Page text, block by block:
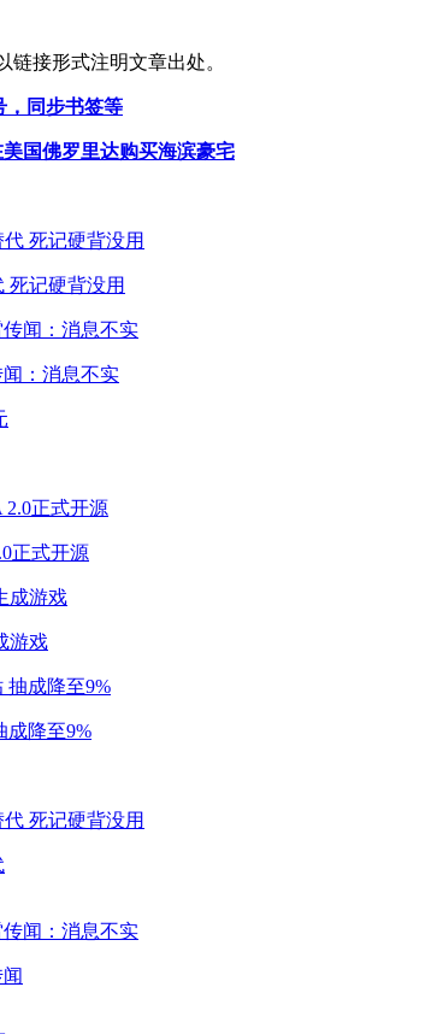
接形式注明文章出处。
，同步书签等
国佛罗里达购买海滨豪宅
死记硬背没用
：消息不实
正式开源
游戏
成降至9%